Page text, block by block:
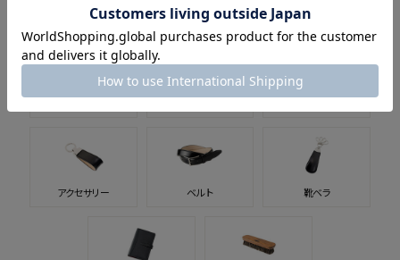
バッグ ブリーフケース トートバッグ
アクセサリー ベルト 靴ベラ